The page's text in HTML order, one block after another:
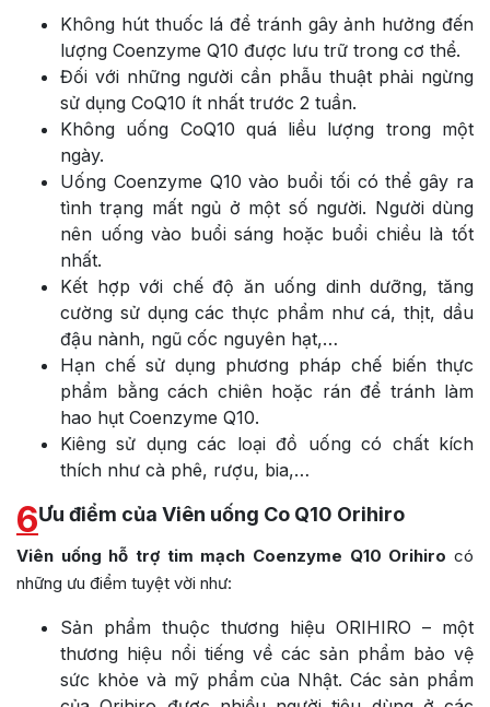
Không hút thuốc lá để tránh gây ảnh hưởng đến
lượng Coenzyme Q10 được lưu trữ trong cơ thể.
Đối với những người cần phẫu thuật phải ngừng
sử dụng CoQ10 ít nhất trước 2 tuần.
Không uống CoQ10 quá liều lượng trong một
ngày.
Uống Coenzyme Q10 vào buổi tối có thể gây ra
tình trạng mất ngủ ở một số người. Người dùng
nên uống vào buổi sáng hoặc buổi chiều là tốt
nhất.
Kết hợp với chế độ ăn uống dinh dưỡng, tăng
cường sử dụng các thực phẩm như cá, thịt, dầu
đậu nành, ngũ cốc nguyên hạt,…
Hạn chế sử dụng phương pháp chế biến thực
phẩm bằng cách chiên hoặc rán để tránh làm
hao hụt Coenzyme Q10.
Kiêng sử dụng các loại đồ uống có chất kích
thích như cà phê, rượu, bia,…
6Ưu điểm của Viên uống Co Q10 Orihiro
Viên uống hỗ trợ tim mạch Coenzyme Q10 Orihiro có
những ưu điểm tuyệt vời như:
Sản phẩm thuộc thương hiệu ORIHIRO – một
thương hiệu nổi tiếng về các sản phẩm bảo vệ
sức khỏe và mỹ phẩm của Nhật. Các sản phẩm